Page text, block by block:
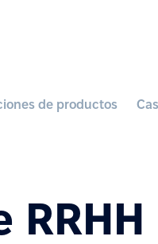
de productos
RRHH